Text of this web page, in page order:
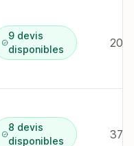
9 devis
disponibles
8 devis
disponibles